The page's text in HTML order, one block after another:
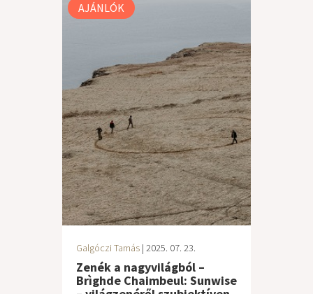
AJÁNLÓK
Galgóczi Tamás | 2025. 07. 23.
Zenék a nagyvilágból –
Brìghde Chaimbeul: Sunwise